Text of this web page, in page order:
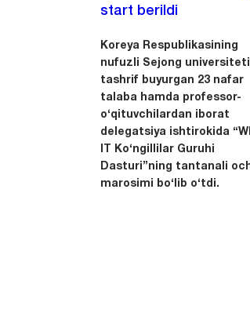
start berildi
Koreya Respublikasining
nufuzli Sejong
tashrif buyurgan 23 nafar
talaba hamda professor-
o‘qituvchilardan iborat
delegatsiya ishtirokida
IT Ko‘ngillilar Guruhi
Dasturi”ning tantanali
marosimi bo‘lib o‘tdi.